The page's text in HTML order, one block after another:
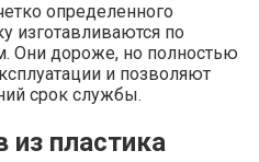
определенного
изготавливаются по
Они дороже, но полностью
и позволяют
срок службы.
из пластика